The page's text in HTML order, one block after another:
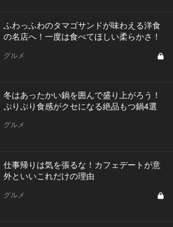
ふわっふわのタマゴサンドが味わえる洋食
の名店へ！一度は食べてほしい柔らかさ！
グルメ
冬はあったかい鍋を囲んで盛り上がろう！
ぷりぷり食感がクセになる絶品もつ鍋4選
グルメ
仕事帰りは気を張るな！カフェデートが意
外といいこれだけの理由
グルメ